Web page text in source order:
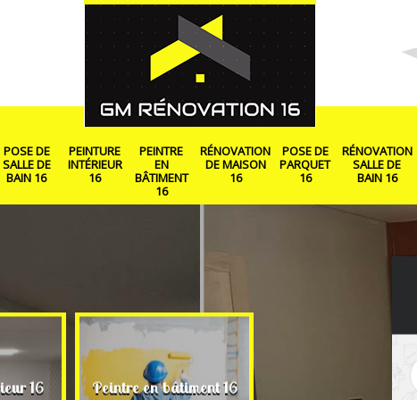
POSE DE
SALLE DE
BAIN 16
PEINTURE
INTÉRIEUR
16
PEINTRE
EN
BÂTIMENT
16
RÉNOVATION
DE MAISON
16
POSE DE
PARQUET
16
RÉNOVATION
SALLE DE
BAIN 16
16 Peintre en bâtiment 16 Rénovation de maison
16